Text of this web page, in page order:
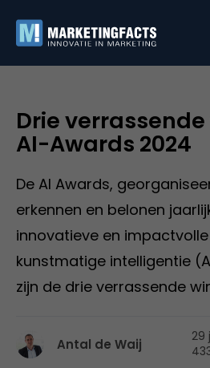
Drie
AI-Awards 2024
De AI Awards,
erkennen en belonen
innovatieve en
kunstmatige intelligentie
zijn de drie verrassende
Antal de Waij
29